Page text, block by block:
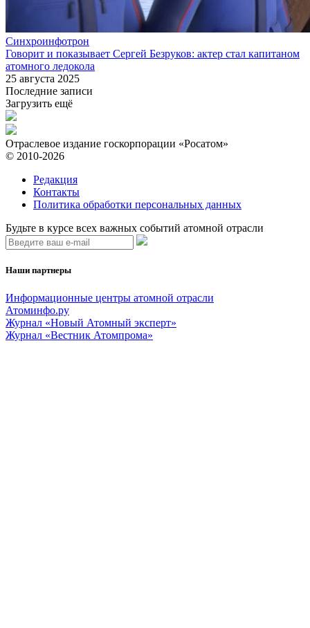
Синхроинфотрон
Говорит и показывает Сергей Безруков: актер стал капитаном
атомного ледокола
25 августа 2025
Последние записи
Загрузить ещё
Отраслевое издание госкорпорации «Росатом»
© 2010-2026
Редакция
Контакты
Политика обработки персональных данных
Будьте в курсе всех важных событий атомной отрасли
Наши партнеры
Информационные центры атомной отрасли
Атоминфо.ру
Журнал «Новый Атомный эксперт»
Журнал «Вестник Атомпрома»